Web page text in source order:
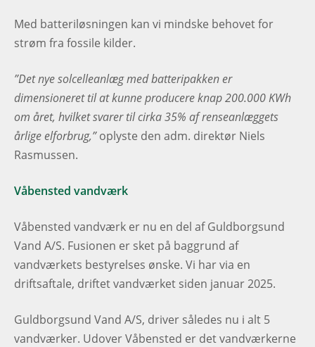
Med batteriløsningen kan vi mindske behovet for
strøm fra fossile kilder.
”Det nye solcelleanlæg med batteripakken er
dimensioneret til at kunne producere knap 200.000 KWh
om året, hvilket svarer til cirka 35% af renseanlæggets
årlige elforbrug,”oplyste den adm. direktør Niels
Rasmussen.
Våbensted vandværk
Våbensted vandværk er nu en del af Guldborgsund
Vand A/S. Fusionen er sket på baggrund af
vandværkets bestyrelses ønske. Vi har via en
driftsaftale, driftet vandværket siden januar 2025.
Guldborgsund Vand A/S, driver således nu i alt 5
vandværker. Udover Våbensted er det vandværkerne